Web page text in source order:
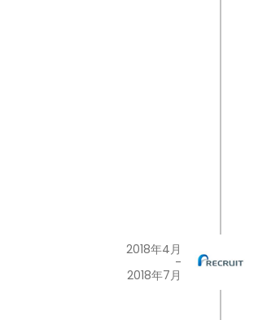
2018年4月
-
2018年7月